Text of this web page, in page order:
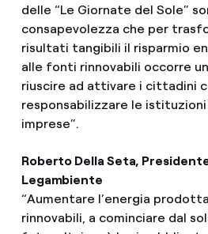
delle “Le Giornate del Sole”
consapevolezza che per
risultati tangibili il risparmio
alle fonti rinnovabili occorre
riuscire ad attivare i cittadini
responsabilizzare le
imprese”.
Roberto Della Seta,
Legambiente
“Aumentare l’energia
rinnovabili, a cominciare dal